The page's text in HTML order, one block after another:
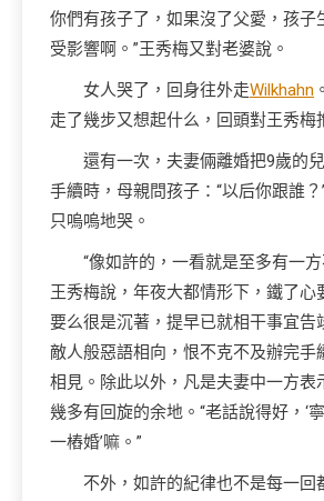
你們有孩子了，如果沒了父愛，孩子
受影響啊。”王秀梅又對老婆說。
女人哭了，回身往外走Wilkhahn
走了幾步又想起什么，回頭對王秀梅
還有一次，夫妻倆離婚把9歲的
手續時，母親問孩子：“以后你跟誰？
只嗚嗚地哭。
“像如許的，一看就是至多有一
王秀梅說，年夜大都情形下，鐵了心
要么很是沉著，提早已就相干事宜告
敵人般惡語相向，恨不克不及辦完手
相見。除此以外，凡是夫妻中一方表
幾多有回旋的余地。“老話說得好，‘
一樁婚’嘛。”
不外，如許的紀律也不是每一回